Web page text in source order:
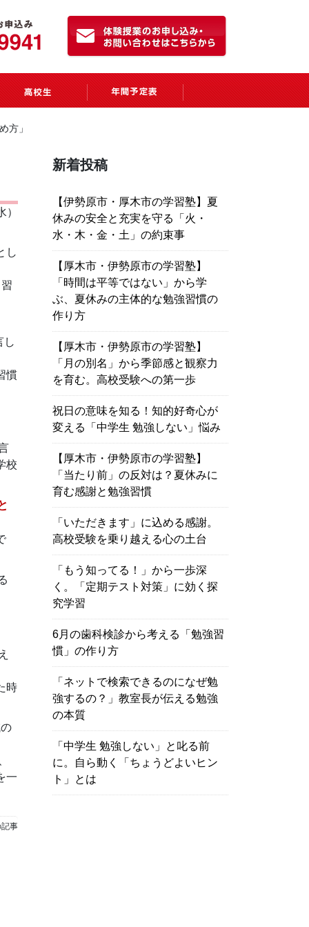
方」
し
し
慣
校
時
一
事
新着投稿
【伊勢原市・厚木市の学習塾】夏
休みの安全と充実を守る「火・
水・木・金・土」の約束事
【厚木市・伊勢原市の学習塾】
「時間は平等ではない」から学
ぶ、夏休みの主体的な勉強習慣の
作り方
【厚木市・伊勢原市の学習塾】
「月の別名」から季節感と観察力
を育む。高校受験への第一歩
祝日の意味を知る！知的好奇心が
変える「中学生 勉強しない」悩み
【厚木市・伊勢原市の学習塾】
「当たり前」の反対は？夏休みに
育む感謝と勉強習慣
「いただきます」に込める感謝。
高校受験を乗り越える心の土台
「もう知ってる！」から一歩深
く。「定期テスト対策」に効く探
究学習
6月の歯科検診から考える「勉強習
慣」の作り方
「ネットで検索できるのになぜ勉
強するの？」教室長が伝える勉強
の本質
「中学生 勉強しない」と叱る前
に。自ら動く「ちょうどよいヒン
ト」とは